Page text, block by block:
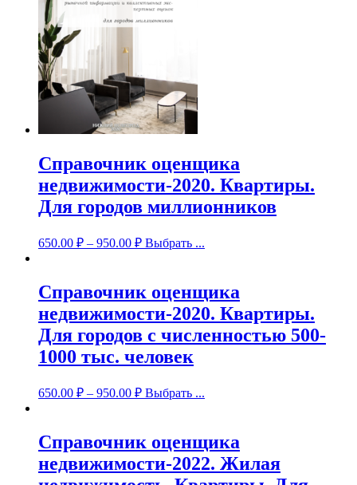
Справочник оценщика
недвижимости-2020. Квартиры.
Для городов миллионников
650.00 ₽ – 950.00 ₽ Выбрать ...
Справочник оценщика
недвижимости-2020. Квартиры.
Для городов с численностью 500-
1000 тыс. человек
650.00 ₽ – 950.00 ₽ Выбрать ...
Справочник оценщика
недвижимости-2022. Жилая